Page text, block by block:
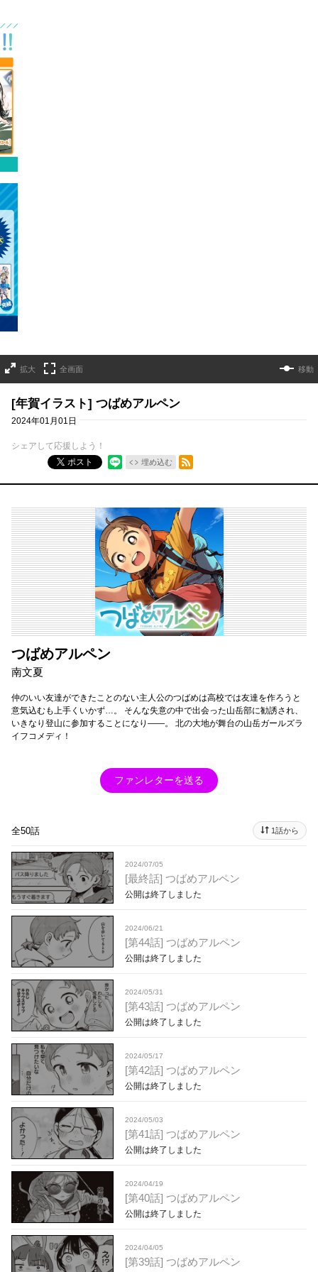
拡大 全画面 移動
[年賀イラスト] つばめアルペン
2024年01月01日
シェアして応援しよう！
ポスト
埋め込む
RSSフィード
つばめアルペン
南文夏
仲のいい友達ができたことのない主人公のつばめは高校では友達を作ろうと
意気込むも上手くいかず…。 そんな失意の中で出会った山岳部に勧誘され、
いきなり登山に参加することになり――。 北の大地が舞台の山岳ガールズラ
イフコメディ！
ファンレターを送る
全50話 1話から
2024/07/05
[最終話] つばめアルペン
公開は終了しました
2024/06/21
[第44話] つばめアルペン
公開は終了しました
2024/05/31
[第43話] つばめアルペン
公開は終了しました
2024/05/17
[第42話] つばめアルペン
公開は終了しました
2024/05/03
[第41話] つばめアルペン
公開は終了しました
2024/04/19
[第40話] つばめアルペン
公開は終了しました
2024/04/05
[第39話] つばめアルペン